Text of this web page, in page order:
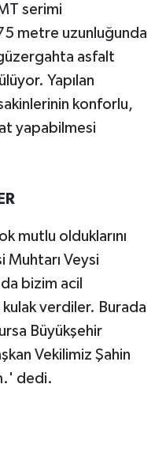
serimi
metre uzunluğunda
asfalt
Yapılan
konforlu,
yapabilmesi
mutlu olduklarını
Muhtarı Veysi
bizim acil
kulak verdiler. Burada
Büyükşehir
Vekilimiz Şahin
dedi.